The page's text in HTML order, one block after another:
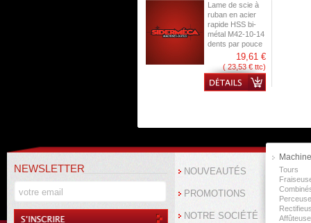
Lame de scie à
ruban en acier
rapide HSS bi-
métal M42-10-14
dents par pouce
19,61 €
( 23,53 € ttc)
NEWSLETTER NOUVEAUTÉS
PROMOTIONS
NOTRE SOCIÉTÉ
Tours